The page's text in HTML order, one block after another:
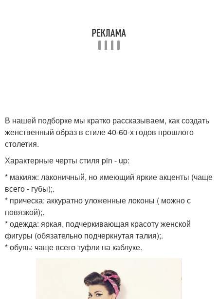
В нашей подборке мы кратко рассказываем, как создать
женственный образ в стиле 40-60-х годов прошлого
столетия.
Характерные черты стиля pin - up:
* макияж: лаконичный, но имеющий яркие акценты (чаще
всего - губы);.
* прическа: аккуратно уложенные локоны ( можно с
повязкой);.
* одежда: яркая, подчеркивающая красоту женской
фигуры (обязательно подчеркнутая талия);.
* обувь: чаще всего туфли на каблуке.